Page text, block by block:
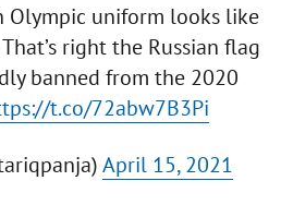
Olympic uniform looks like
right the Russian flag
banned from the 2020
t.co/72abw7B3Pi
April 15, 2021